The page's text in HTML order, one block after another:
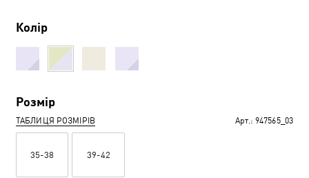
Колір
Розмір
ТАБЛИЦЯ РОЗМІРІВ Арт.: 947565_03
35-38 39-42